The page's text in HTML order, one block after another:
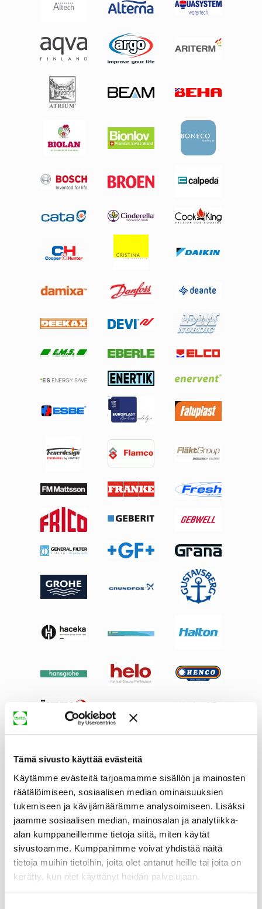
Tämä sivusto käyttää evästeitä
Käytämme evästeitä tarjoamamme sisällön ja mainosten
räätälöimiseen, sosiaalisen median ominaisuuksien
tukemiseen ja kävijämäärämme analysoimiseen. Lisäksi
jaamme sosiaalisen median, mainosalan ja analytiikka-
alan kumppaneillemme tietoja siitä, miten käytät
sivustoamme. Kumppanimme voivat yhdistää näitä
tietoja muihin tietoihin, joita olet antanut heille tai joita on
kerätty, kun olet käyttänyt heidän palvelujaan.